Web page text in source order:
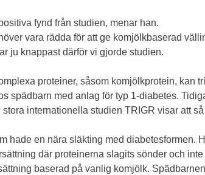
fynd från studien, menar han.
vara rädda för att ge komjölkbaserad
ju knappast därför vi gjorde studien.
proteiner, såsom komjölkprotein, kan
spädbarn med anlag för typ 1-diabetes.
internationella studien TRIGR visar att
hade en nära släkting med diabetesformen.
där proteinerna slagits sönder och
baserad på vanlig komjölk.